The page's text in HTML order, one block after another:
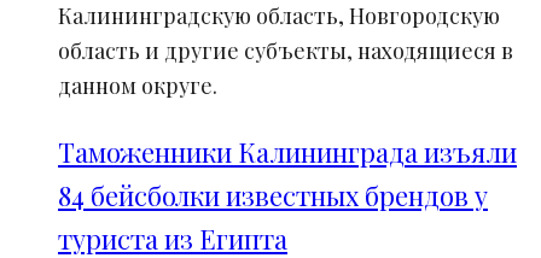
Калининградскую область, Новгородскую
область и другие субъекты, находящиеся в
данном округе.
Таможенники Калининграда изъяли
84 бейсболки известных брендов у
туриста из Египта